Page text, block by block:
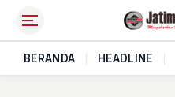
BERANDA HEADLINE